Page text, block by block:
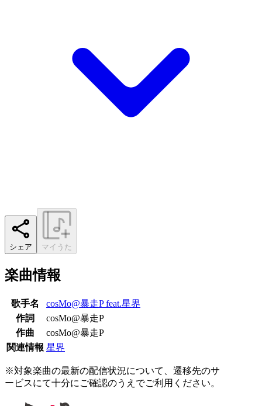
シェア マイうた
楽曲情報
歌手名
cosMo@暴走P feat.星界
作詞
cosMo@暴走P
作曲
cosMo@暴走P
関連情報 星界
※対象楽曲の最新の配信状況について、遷移先のサ
ービスにて十分にご確認のうえでご利用ください。